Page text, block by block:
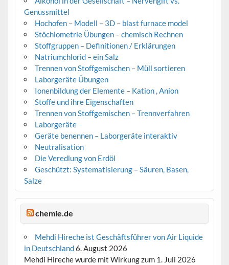
Genussmittel
Hochofen – Modell – 3D – blast furnace model
Stöchiometrie Übungen – chemisch Rechnen
Stoffgruppen – Definitionen / Erklärungen
Natriumchlorid – ein Salz
Trennen von Stoffgemischen – Müll sortieren
Laborgeräte Übungen
Ionenbildung der Elemente – Kation , Anion
Stoffe und ihre Eigenschaften
Trennen von Stoffgemischen – Trennverfahren
Laborgeräte
Geräte benennen – Laborgeräte interaktiv
Neutralisation
Die Veredlung von Erdöl
Geschützt: Systematisierung – Säuren, Basen,
Salze
chemie.de
Mehdi Hireche ist Geschäftsführer von Air Liquide
in Deutschland6. August 2026
Mehdi Hireche wurde mit Wirkung zum 1. Juli 2026